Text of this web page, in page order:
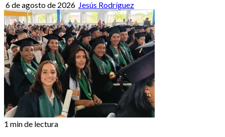
6 de agosto de 2026 Jesús Rodríguez
1 min de lectura